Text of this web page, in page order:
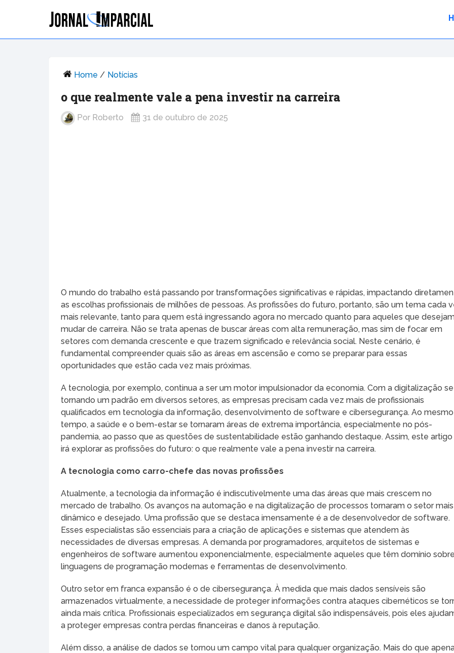
Home / Notícias
o que realmente vale a pena investir na carreira
Por Roberto 31 de outubro de 2025
O mundo do trabalho está passando por transformações significativas e rápidas, impactando
as escolhas profissionais de milhões de pessoas. As profissões do futuro, portanto, são um tema cada
mais relevante, tanto para quem está ingressando agora no mercado quanto para aqueles que
mudar de carreira. Não se trata apenas de buscar áreas com alta remuneração, mas sim de focar em
setores com demanda crescente e que trazem significado e relevância social. Neste cenário, é
fundamental compreender quais são as áreas em ascensão e como se preparar para essas
oportunidades que estão cada vez mais próximas.
A tecnologia, por exemplo, continua a ser um motor impulsionador da economia. Com a digitalização se
tornando um padrão em diversos setores, as empresas precisam cada vez mais de profissionais
qualificados em tecnologia da informação, desenvolvimento de software e cibersegurança. Ao mesmo
tempo, a saúde e o bem-estar se tornaram áreas de extrema importância, especialmente no pós-
pandemia, ao passo que as questões de sustentabilidade estão ganhando destaque. Assim, este artigo
irá explorar as profissões do futuro: o que realmente vale a pena investir na carreira.
A tecnologia como carro-chefe das novas profissões
Atualmente, a tecnologia da informação é indiscutivelmente uma das áreas que mais crescem no
mercado de trabalho. Os avanços na automação e na digitalização de processos tornaram o setor mais
dinâmico e desejado. Uma profissão que se destaca imensamente é a de desenvolvedor de software.
Esses especialistas são essenciais para a criação de aplicações e sistemas que atendem às
necessidades de diversas empresas. A demanda por programadores, arquitetos de sistemas e
engenheiros de software aumentou exponencialmente, especialmente aqueles que têm domínio
linguagens de programação modernas e ferramentas de desenvolvimento.
Outro setor em franca expansão é o de cibersegurança. À medida que mais dados sensíveis são
armazenados virtualmente, a necessidade de proteger informações contra ataques cibernéticos se
ainda mais crítica. Profissionais especializados em segurança digital são indispensáveis, pois eles
a proteger empresas contra perdas financeiras e danos à reputação.
Além disso, a análise de dados se tornou um campo vital para qualquer organização. Mais do que